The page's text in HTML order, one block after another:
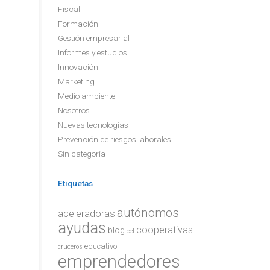
Fiscal
Formación
Gestión empresarial
Informes y estudios
Innovación
Marketing
Medio ambiente
Nosotros
Nuevas tecnologías
Prevención de riesgos laborales
Sin categoría
Etiquetas
aceleradoras autónomos
ayudas blog cel cooperativas
cruceros educativo
emprendedores